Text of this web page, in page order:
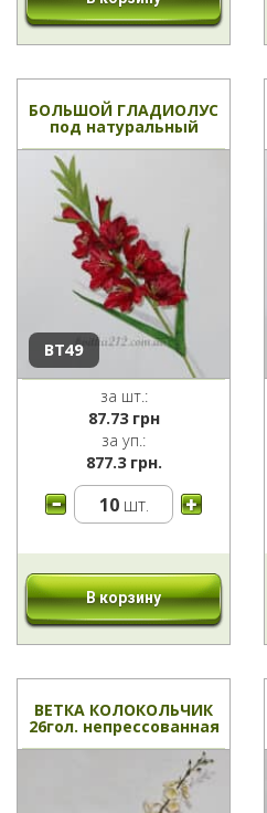
БОЛЬШОЙ ГЛАДИОЛУС
под натуральный
ВТ49
за шт.:
87.73 грн
за уп.:
877.3 грн.
10шт.
В корзину
ВЕТКА КОЛОКОЛЬЧИК
26гол. непрессованная